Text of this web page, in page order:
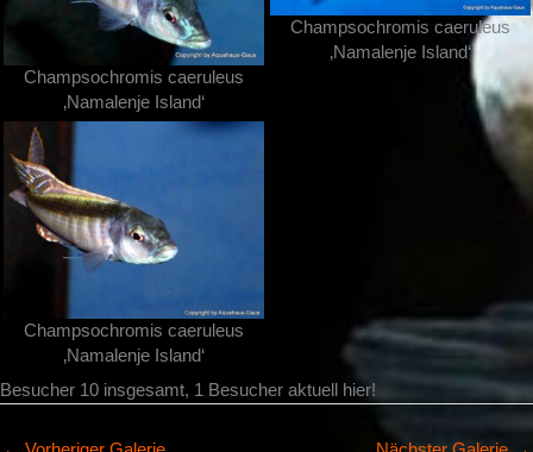
Champsochromis caeruleus
‚Namalenje Island‘
Champsochromis caeruleus
‚Namalenje Island‘
Champsochromis caeruleus
‚Namalenje Island‘
Besucher 10 insgesamt, 1 Besucher aktuell hier!